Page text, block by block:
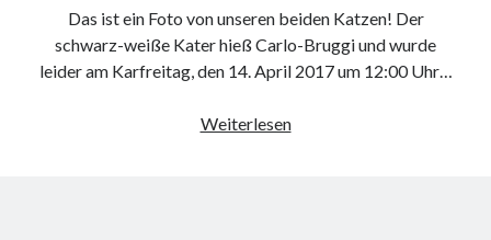
Das ist ein Foto von unseren beiden Katzen! Der
schwarz-weiße Kater hieß Carlo-Bruggi und wurde
leider am Karfreitag, den 14. April 2017 um 12:00 Uhr…
WeiterlesenFoto